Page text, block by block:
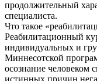
продолжительный
специалиста.
Что такое
Реабилитационный
индивидуальных и
Миннесотской
осознание человеком
истинных причин